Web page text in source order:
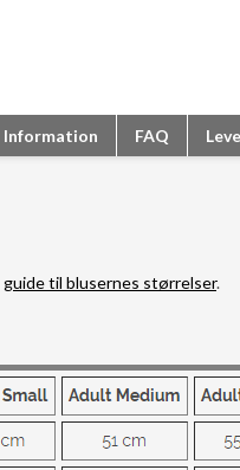
Information FAQ
guide til blusernes størrelser.